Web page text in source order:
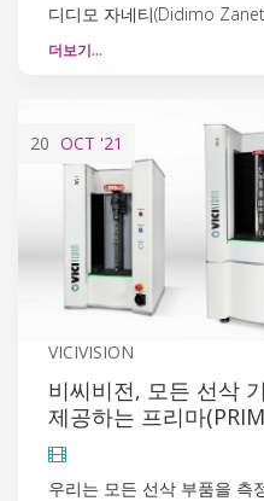
디디모 자네티(Didimo
더보기…
20 OCT '21
VICIVISION
비씨비전, 모든 선삭
제공하는 프리마
우리는 모든 선삭 부품을 측